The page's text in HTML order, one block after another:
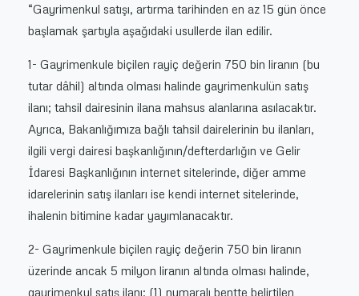
“Gayrimenkul satışı, artırma tarihinden en az 15 gün önce
başlamak şartıyla aşağıdaki usullerde ilan edilir.
1- Gayrimenkule biçilen rayiç değerin 750 bin liranın (bu
tutar dâhil) altında olması halinde gayrimenkulün satış
ilanı; tahsil dairesinin ilana mahsus alanlarına asılacaktır.
Ayrıca, Bakanlığımıza bağlı tahsil dairelerinin bu ilanları,
ilgili vergi dairesi başkanlığının/defterdarlığın ve Gelir
İdaresi Başkanlığının internet sitelerinde, diğer amme
idarelerinin satış ilanları ise kendi internet sitelerinde,
ihalenin bitimine kadar yayımlanacaktır.
2- Gayrimenkule biçilen rayiç değerin 750 bin liranın
üzerinde ancak 5 milyon liranın altında olması halinde,
gayrimenkul satış ilanı; (1) numaralı bentte belirtilen